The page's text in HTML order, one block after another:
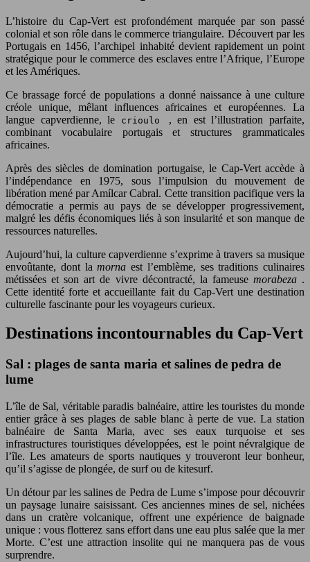
L’histoire du Cap-Vert est profondément marquée par son passé
colonial et son rôle dans le commerce triangulaire. Découvert par les
Portugais en 1456, l’archipel inhabité devient rapidement un point
stratégique pour le commerce des esclaves entre l’Afrique, l’Europe
et les Amériques.
Ce brassage forcé de populations a donné naissance à une culture
créole unique, mêlant influences africaines et européennes. La
langue capverdienne, le
crioulo , en est l’illustration parfaite,
combinant vocabulaire portugais et structures grammaticales
africaines.
Après des siècles de domination portugaise, le Cap-Vert accède à
l’indépendance en 1975, sous l’impulsion du mouvement de
libération mené par Amílcar Cabral. Cette transition pacifique vers la
démocratie a permis au pays de se développer progressivement,
malgré les défis économiques liés à son insularité et son manque de
ressources naturelles.
Aujourd’hui, la culture capverdienne s’exprime à travers sa musique
envoûtante, dont lamorna est l’emblème, ses traditions culinaires
métissées et son art de vivre décontracté, la fameuse morabeza .
Cette identité forte et accueillante fait du Cap-Vert une destination
culturelle fascinante pour les voyageurs curieux.
Destinations incontournables du Cap-Vert
Sal : plages de santa maria et salines de pedra de
lume
L’île de Sal, véritable paradis balnéaire, attire les touristes du monde
entier grâce à ses plages de sable blanc à perte de vue. La station
balnéaire de Santa Maria, avec ses eaux turquoise et ses
infrastructures touristiques développées, est le point névralgique de
l’île. Les amateurs de sports nautiques y trouveront leur bonheur,
qu’il s’agisse de plongée, de surf ou de kitesurf.
Un détour par les salines de Pedra de Lume s’impose pour découvrir
un paysage lunaire saisissant. Ces anciennes mines de sel, nichées
dans un cratère volcanique, offrent une expérience de baignade
unique : vous flotterez sans effort dans une eau plus salée que la mer
Morte. C’est une attraction insolite qui ne manquera pas de vous
surprendre.